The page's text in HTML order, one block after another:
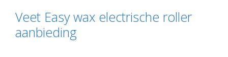
Veet Easy wax electrische roller
aanbieding